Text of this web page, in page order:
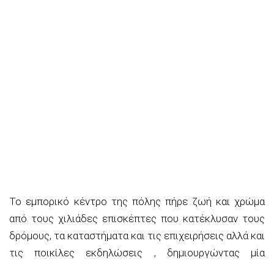
Το εμπορικό κέντρο της πόλης πήρε ζωή και χρώμα
από τους χιλιάδες επισκέπτες που κατέκλυσαν τους
δρόμους, τα καταστήματα και τις επιχειρήσεις αλλά και
τιςποικίλες εκδηλώσεις , δημιουργώντας μία